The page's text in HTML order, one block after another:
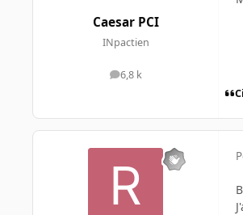
Caesar PCI
INpactien
6,8 k
messages